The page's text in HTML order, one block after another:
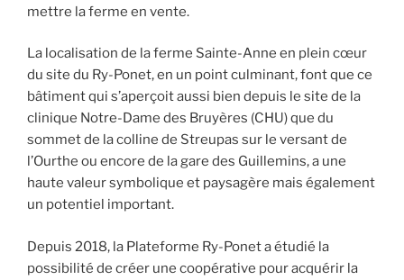
mettre la ferme en vente.
La localisation de la ferme Sainte-Anne en plein cœur
du site du Ry-Ponet, en un point culminant, font que ce
bâtiment qui s’aperçoit aussi bien depuis le site de la
clinique Notre-Dame des Bruyères (CHU) que du
sommet de la colline de Streupas sur le versant de
l’Ourthe ou encore de la gare des Guillemins, a une
haute valeur symbolique et paysagère mais également
un potentiel important.
Depuis 2018, la Plateforme Ry-Ponet a étudié la
possibilité de créer une coopérative pour acquérir la